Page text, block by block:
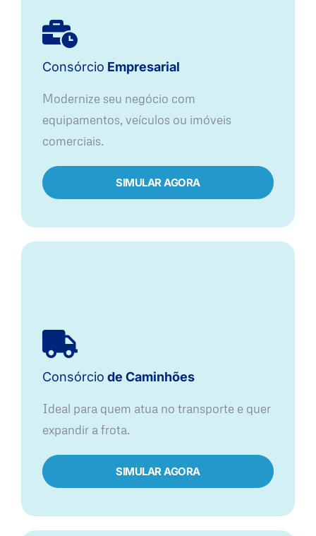
Consórcio Empresarial
Modernize seu negócio com
equipamentos, veículos ou imóveis
comerciais.
SIMULAR AGORA
Consórcio de Caminhões
Ideal para quem atua no transporte e quer
expandir a frota.
SIMULAR AGORA